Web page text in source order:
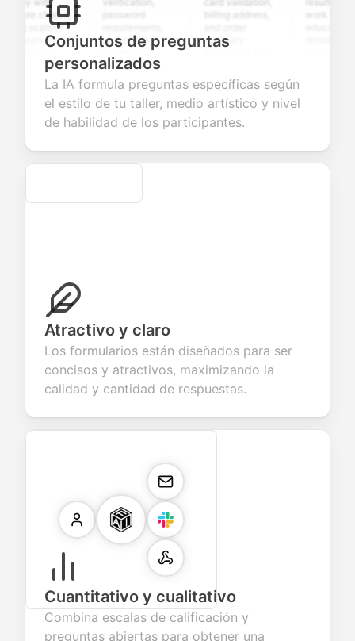
choice,
ended
valuable
about
or
password
and profile
fields for
seamless
account
creation.
summary
integration for
transactions.
questions for
efficient
candidate
Conjuntos de preguntas
personalizados
La IA formula preguntas específicas según
el estilo de tu taller, medio artístico y nivel
de habilidad de los participantes.
Secure
Atractivo y claro
Los formularios están diseñados para ser
concisos y atractivos, maximizando la
calidad y cantidad de respuestas.
Cuantitativo y cualitativo
Combina escalas de calificación y
preguntas abiertas para obtener una